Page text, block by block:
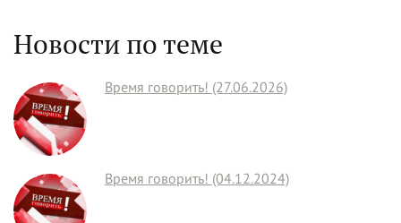
Новости по теме
Время говорить! (27.06.2026)
Время говорить! (04.12.2024)